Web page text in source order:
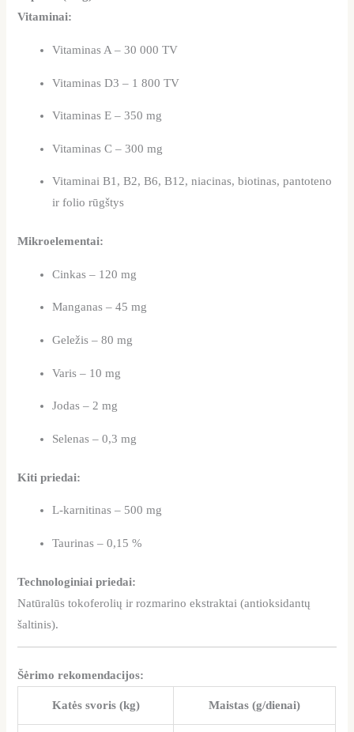
Vitaminai:
Vitaminas A – 30 000 TV
Vitaminas D3 – 1 800 TV
Vitaminas E – 350 mg
Vitaminas C – 300 mg
Vitaminai B1, B2, B6, B12, niacinas, biotinas, pantoteno
ir folio rūgštys
Mikroelementai:
Cinkas – 120 mg
Manganas – 45 mg
Geležis – 80 mg
Varis – 10 mg
Jodas – 2 mg
Selenas – 0,3 mg
Kiti priedai:
L-karnitinas – 500 mg
Taurinas – 0,15 %
Technologiniai priedai:
Natūralūs tokoferolių ir rozmarino ekstraktai (antioksidantų
šaltinis).
Šėrimo rekomendacijos:
Katės svoris (kg) Maistas (g/dienai)